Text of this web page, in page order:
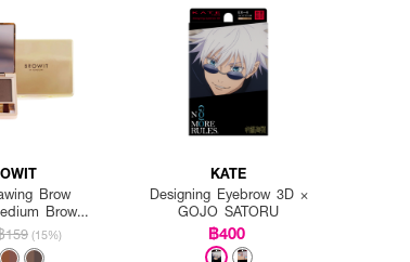
Brow
Brown
159 (15%)
KATE
Designing Eyebrow 3D ×
GOJO SATORU
฿400